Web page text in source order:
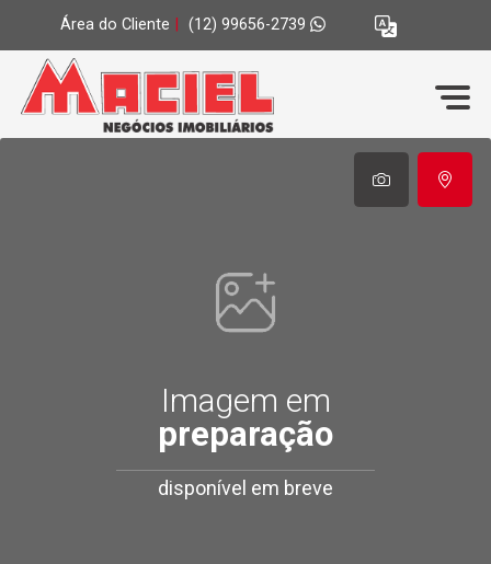
Área do Cliente (12) 99656-2739
Imagem em
preparação
disponível em breve